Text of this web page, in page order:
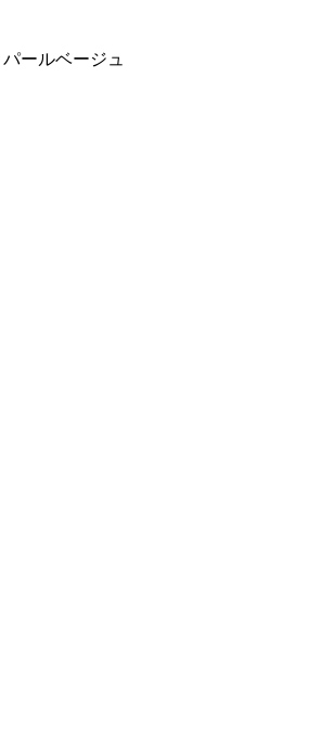
パールベージュ